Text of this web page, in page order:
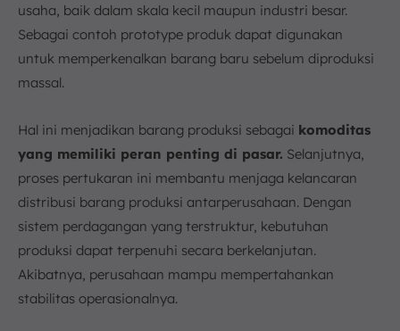
usaha, baik dalam skala kecil maupun industri besar.
Sebagai contoh prototype produk dapat digunakan
untuk memperkenalkan barang baru sebelum diproduksi
massal.
Hal ini menjadikan barang produksi sebagai komoditas
yang memiliki peran penting di pasar. Selanjutnya,
proses pertukaran ini membantu menjaga kelancaran
distribusi barang produksi antarperusahaan. Dengan
sistem perdagangan yang terstruktur, kebutuhan
produksi dapat terpenuhi secara berkelanjutan.
Akibatnya, perusahaan mampu mempertahankan
stabilitas operasionalnya.